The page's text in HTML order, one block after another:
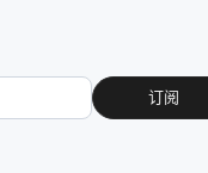
订阅